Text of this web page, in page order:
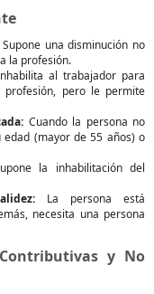
Supone una disminución no
la profesión.
al trabajador para
pero le permite
Cuando la persona no
(mayor de 55 años) o
la inhabilitación del
La persona está
necesita una persona
y No